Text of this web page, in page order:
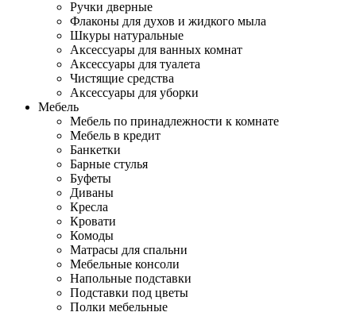
Ручки дверные
Флаконы для духов и жидкого мыла
Шкуры натуральные
Аксессуары для ванных комнат
Аксессуары для туалета
Чистящие средства
Аксессуары для уборки
Мебель
Мебель по принадлежности к комнате
Мебель в кредит
Банкетки
Барные стулья
Буфеты
Диваны
Кресла
Кровати
Комоды
Матрасы для спальни
Мебельные консоли
Напольные подставки
Подставки под цветы
Полки мебельные